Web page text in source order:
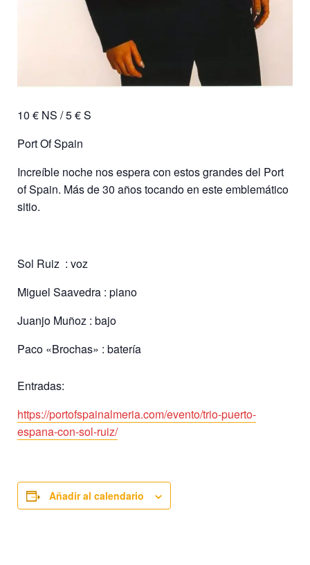
10 € NS / 5 € S
Port Of Spain
Increíble noche nos espera con estos grandes del Port
of Spain. Más de 30 años tocando en este emblemático
sitio.
Sol Ruiz : voz
Miguel Saavedra : piano
Juanjo Muñoz : bajo
Paco «Brochas» : batería
Entradas:
https://portofspainalmeria.com/evento/trio-puerto-
espana-con-sol-ruiz/
Añadir al calendario